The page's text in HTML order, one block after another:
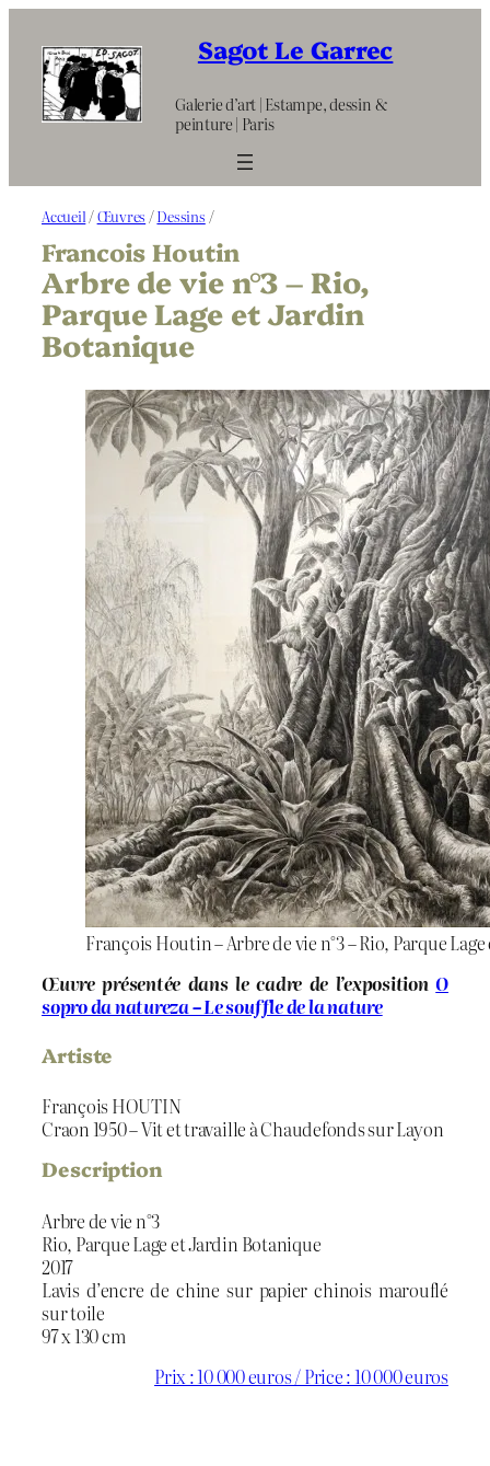
contenu
Sagot Le Garrec
Galerie d’art | Estampe, dessin &
peinture | Paris
Accueil /Œuvres /Dessins /
Francois Houtin
Arbre de vie n°3 – Rio,
Parque Lage et Jardin
Botanique
François Houtin – Arbre de vie n°3 – Rio, Parque
Œuvre présentée dans le cadre de l’expositionO
sopro da natureza – Le souffle de la nature
Artiste
François HOUTIN
Craon 1950 – Vit et travaille à Chaudefonds sur Layon
Description
Arbre de vie n°3
Rio, Parque Lage et Jardin Botanique
2017
Lavis d’encre de chine sur papier chinois marouflé
sur toile
97 x 130 cm
Prix : 10 000 euros / Price : 10 000 euros